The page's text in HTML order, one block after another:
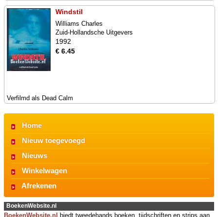
Windstil
Williams Charles
Zuid-Hollandsche Uitgevers
1992
€ 6.45
Verfilmd als Dead Calm
Home
Nieuw toegevoegd
Nieuws
Winkelwagen
Afrekenen
BoekenWebsite.nl
BoekenWebsite.nl biedt tweedehands boeken, tijdschriften en strips aan.